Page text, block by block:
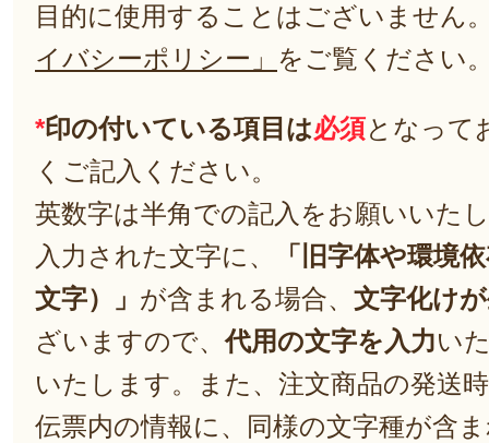
目的に使用することはございません
イバシーポリシー」 をご覧ください
*印の付いている項目は必須となって
くご記入ください。
英数字は半角での記入をお願いいた
入力された文字に、
「旧字体や環境
文字）」 が含まれる場合、 文字化け
ざいますので、代用の文字を入力い
いたします。また、注文商品の発送
伝票内の情報に、同様の文字種が含